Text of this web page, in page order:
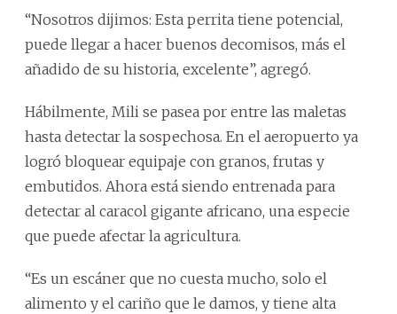
“Nosotros dijimos: Esta perrita tiene potencial,
puede llegar a hacer buenos decomisos, más el
añadido de su historia, excelente”, agregó.
Hábilmente, Mili se pasea por entre las maletas
hasta detectar la sospechosa. En el aeropuerto ya
logró bloquear equipaje con granos, frutas y
embutidos. Ahora está siendo entrenada para
detectar al caracol gigante africano, una especie
que puede afectar la agricultura.
“Es un escáner que no cuesta mucho, solo el
alimento y el cariño que le damos, y tiene alta